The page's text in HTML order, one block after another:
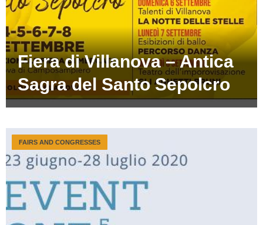
Fiera di Villanova – Antica
Sagra del Santo Sepolcro
FAIRS AND CONGRESSES